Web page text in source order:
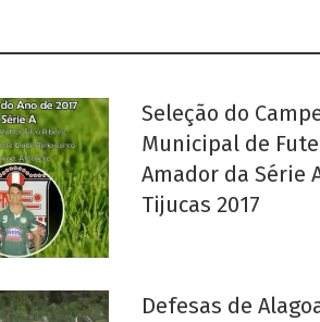
Seleção do
Municipal de
Amador da Série
Tijucas 2017
Defesas de